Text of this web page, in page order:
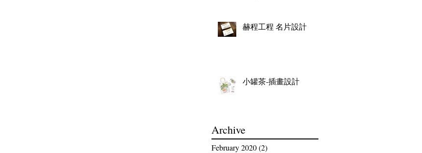
赫程工程 名片設計
小罐茶-插畫設計
Archive
February 2020(2)